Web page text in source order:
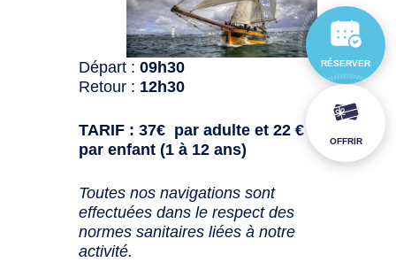
Départ :09h30
Retour : 12h30
TARIF : 37€ par adulte et 22 €
par enfant (1 à 12 ans)
Toutes nos navigations sont
effectuées dans le respect des
normes sanitaires liées à notre
activité.
RÉSERVER
OFFRIR